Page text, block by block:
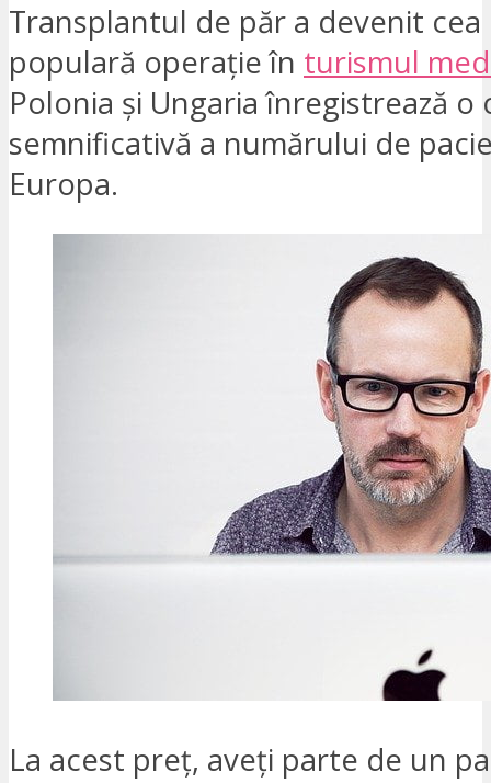
Transplantul de păr a devenit cea
populară operație în turismul
Polonia și Ungaria înregistrează o
semnificativă a numărului de
Europa.
La acest preț, aveți parte de un